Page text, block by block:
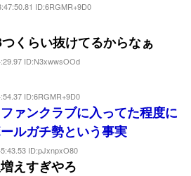
ID:6RGMR+9D0
くらい抜けてるからなぁ
ID:N3xwwsOOd
ID:6RGMR+9D0
ァンクラブに入ってた程度に
ルガチ勢という事実
ID:pJxnpxO80
えすぎやろ